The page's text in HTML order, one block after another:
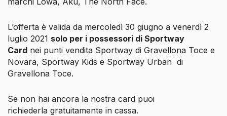
L’offerta è valida da mercoledì 30 giugno a venerdì 2
luglio 2021 solo per i possessori di Sportway
Card nei punti vendita Sportway di Gravellona Toce e
Novara, Sportway Kids e Sportway Urban di
Gravellona Toce.
Se non hai ancora la nostra card puoi
richiederla gratuitamente in cassa.